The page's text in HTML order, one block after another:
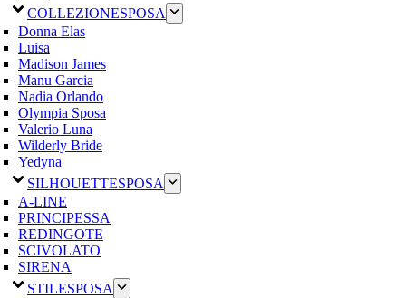
COLLEZIONESPOSA
Donna Elas
Luisa
Madison James
Manu Garcia
Nadia Orlando
Olympia Sposa
Valerio Luna
Wilderly Bride
Yedyna
SILHOUETTESPOSA
A-LINE
PRINCIPESSA
REDINGOTE
SCIVOLATO
SIRENA
STILESPOSA